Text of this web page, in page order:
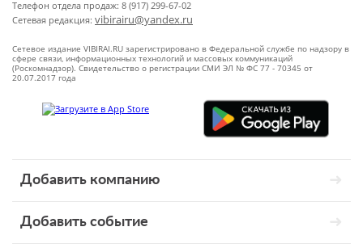
Телефон отдела продаж: 8 (917) 299-67-02
Сетевая редакция: vibirairu@yandex.ru
Сетевое издание VIBIRAI.RU зарегистрировано в Федеральной службе по надзору в
сфере связи, информационных технологий и массовых коммуникаций
(Роскомнадзор). Свидетельство о регистрации СМИ ЭЛ № ФС 77 - 70345 от
20.07.2017 года
Добавить компанию
Добавить событие